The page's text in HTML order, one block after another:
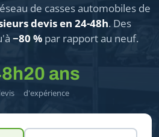
de casses automobiles de
devis en 24-48h. Des
−80 % par rapport au neuf.
20 ans
d'expérience